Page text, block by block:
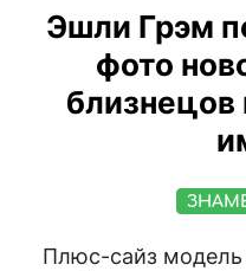
Эшли Грэм
фото
близнецов
Плюс-сайз